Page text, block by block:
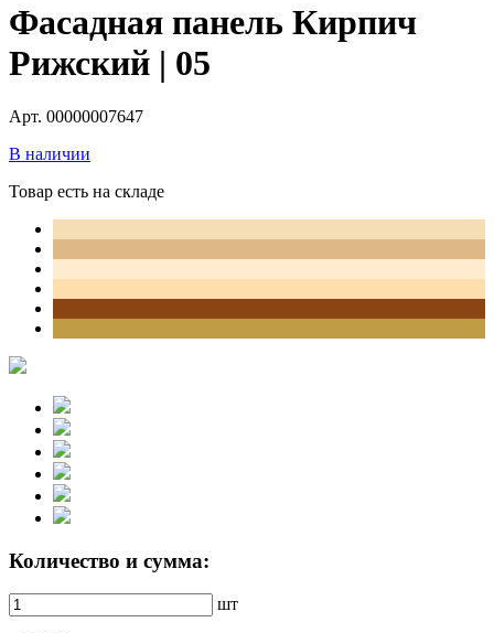
Фасадная панель Кирпич
Рижский | 05
Арт. 00000007647
В наличии
Товар есть на складе
Количество и сумма:
шт